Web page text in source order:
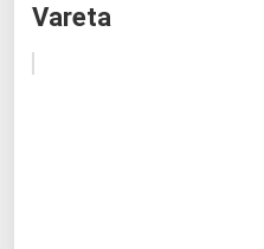
Vareta